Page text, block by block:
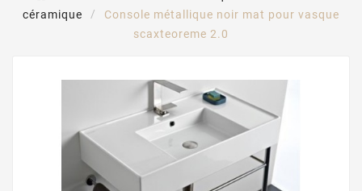
céramique
Console métallique noir mat pour vasque
scaxteoreme 2.0